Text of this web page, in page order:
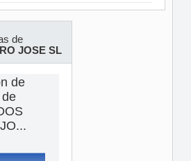
de
JOSE SL
de